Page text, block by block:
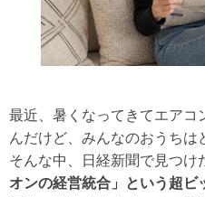
最近、暑くなってきてエアコ
んだけど、みんなのおうちは
そんな中、日経新聞で見つけ
オンの経営統合」という超ビ